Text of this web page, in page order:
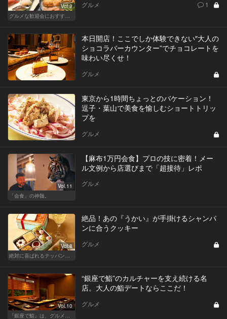
Vol.2
グルメな歓迎会におすすめな東京の人気店
グルメ 1
本日開店！ここでしか体験できない″大人の
ショコラバーカウンター”でチョコレートを
味わい尽くせ！
グルメ
東京から1時間ちょっとのバケーション！
逗子・葉山で美食を愉しむショートトリッ
プを
グルメ
Vol.11
「会食」の神髄。
【麻布1万円会食】プロの技に密着！メー
ル文例から店選びまで「超接待」レポ
グルメ
Vol.8
絶品！あの『うかい』が手掛けるシャンパ
ンに合うクッキー
グルメ
Vol.10
“銀座で鮨”のカルチャーを支え続ける名
店。大人の鮨デートならここだ！
グルメ